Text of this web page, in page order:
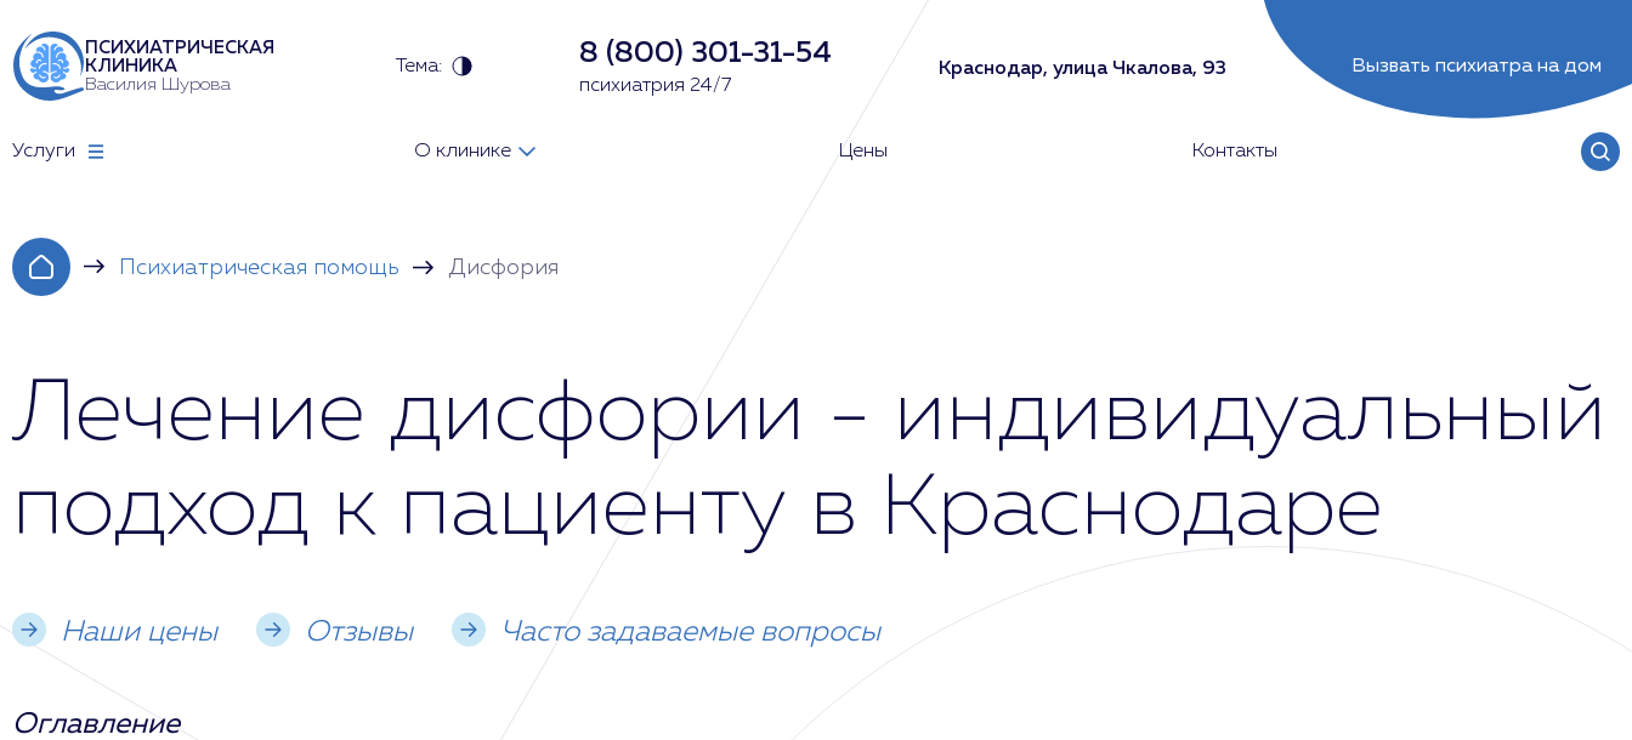
ПСИХИАТРИЧЕСКАЯ
КЛИНИКА
Василия Шурова
Тема: 8 (800) 301-31-54
психиатрия 24/7
Краснодар, улица Чкалова, 93 Вызвать психиатра на дом
Услуги О клинике Цены Контакты
Психиатрическая помощь Дисфория
Лечение дисфории - индивидуальный
подход к пациенту в Краснодаре
Наши цены Отзывы Часто задаваемые вопросы
Оглавление